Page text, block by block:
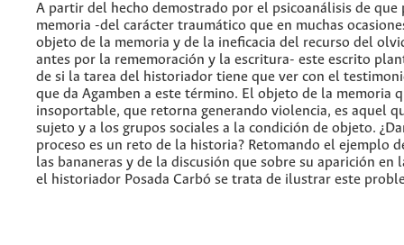
A partir del hecho demostrado por el psicoanálisis de que
memoria -del carácter traumático que en muchas
objeto de la memoria y de la ineficacia del recurso del
antes por la rememoración y la escritura- este escrito
de si la tarea del historiador tiene que ver con el
que da Agamben a este término. El objeto de la memoria
insoportable, que retorna generando violencia, es aquel
sujeto y a los grupos sociales a la condición de objeto.
proceso es un reto de la historia? Retomando el ejemplo
las bananeras y de la discusión que sobre su aparición en
el historiador Posada Carbó se trata de ilustrar este